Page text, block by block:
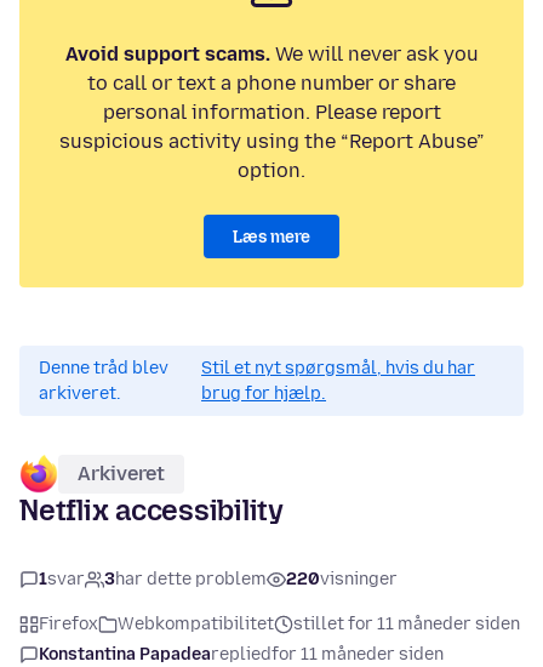
Avoid support scams.We will never ask you
to call or text a phone number or share
personal information. Please report
suspicious activity using the “Report Abuse”
option.
Læs mere
Denne tråd blev
arkiveret.
Stil et nyt spørgsmål, hvis du har
brug for hjælp.
Arkiveret
Netflix accessibility
1svar 3har dette problem 220visninger
Firefox Webkompatibilitet
stillet for 11 måneder siden
Konstantina Papadearepliedfor 11 måneder siden